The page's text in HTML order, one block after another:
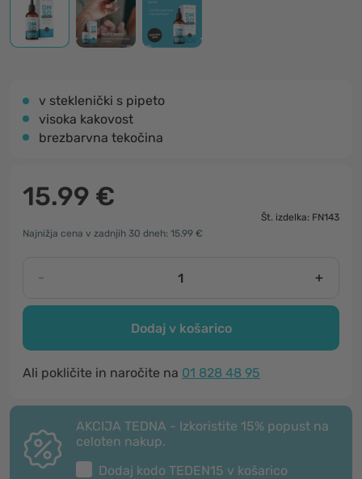
v steklenički s pipeto
visoka kakovost
brezbarvna tekočina
15.99 €
Št. izdelka: FN143
Najnižja cena v zadnjih 30 dneh: 15.99 €
- +
Dodaj v košarico
Ali pokličite in naročite na 01 828 48 95
AKCIJA TEDNA - Izkoristite 15% popust na
celoten nakup.
Dodaj kodo TEDEN15 v košarico